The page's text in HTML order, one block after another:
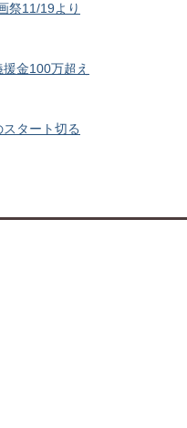
祭11/19より
金100万超え
タート切る